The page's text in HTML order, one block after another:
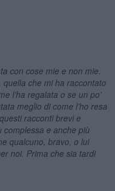
con cose mie e non mie.
, quella che mi ha raccontato
l’ha regalata o se un po’
meglio di come l’ho resa
racconti brevi e
complessa e anche più
qualcuno, bravo, o lui
noi. Prima che sia tardi